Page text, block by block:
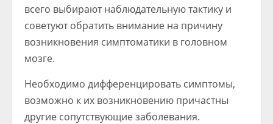
всего выбирают наблюдательную тактику и
советуют обратить внимание на причину
возникновения симптоматики в головном
мозге.
Необходимо дифференцировать симптомы,
возможно к их возникновению причастны
другие сопутствующие заболевания.